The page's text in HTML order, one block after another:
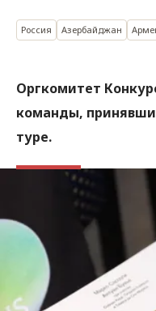
Россия Азербайджан
Оргкомитет
команды,
туре.